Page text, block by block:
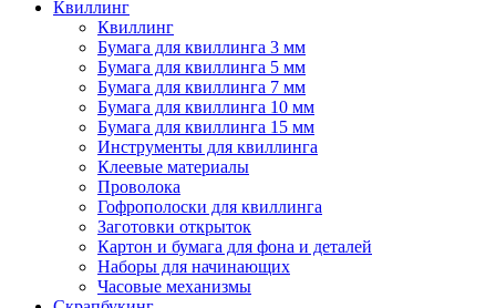
Квиллинг
Квиллинг
Бумага для квиллинга 3 мм
Бумага для квиллинга 5 мм
Бумага для квиллинга 7 мм
Бумага для квиллинга 10 мм
Бумага для квиллинга 15 мм
Инструменты для квиллинга
Клеевые материалы
Проволока
Гофрополоски для квиллинга
Заготовки открыток
Картон и бумага для фона и деталей
Наборы для начинающих
Часовые механизмы